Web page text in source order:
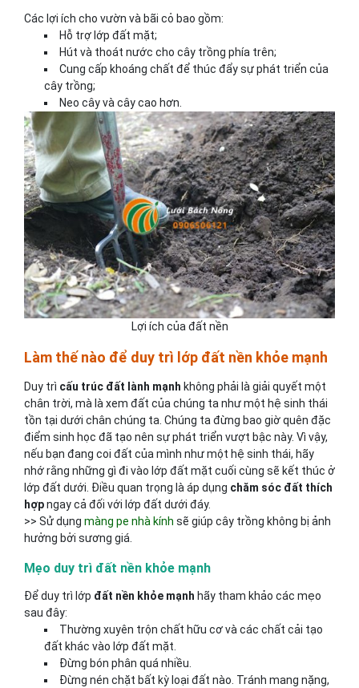
Các lợi ích cho vườn và bãi cỏ bao gồm:
Hỗ trợ lớp đất mặt;
Hút và thoát nước cho cây trồng phía trên;
Cung cấp khoáng chất để thúc đẩy sự phát triển của
cây trồng;
Neo cây và cây cao hơn.
Lợi ích của đất nền
Làm thế nào để duy trì lớp đất nền khỏe mạnh
Duy trì cấu trúc đất lành mạnh không phải là giải quyết một
chân trời, mà là xem đất của chúng ta như một hệ sinh thái
tồn tại dưới chân chúng ta. Chúng ta đừng bao giờ quên đặc
điểm sinh học đã tạo nên sự phát triển vượt bậc này. Vì vậy,
nếu bạn đang coi đất của mình như một hệ sinh thái, hãy
nhớ rằng những gì đi vào lớp đất mặt cuối cùng sẽ kết thúc ở
lớp đất dưới. Điều quan trọng là áp dụng chăm sóc đất thích
hợpngay cả đối với lớp đất dưới đáy.
>> Sử dụng màng pe nhà kính sẽ giúp cây trồng không bị ảnh
hưởng bởi sương giá.
Mẹo duy trì đất nền khỏe mạnh
Để duy trì lớp đất nền khỏe mạnh hãy tham khảo các mẹo
sau đây:
Thường xuyên trộn chất hữu cơ và các chất cải tạo
đất khác vào lớp đất mặt.
Đừng bón phân quá nhiều.
Đừng nén chặt bất kỳ loại đất nào. Tránh mang nặng,